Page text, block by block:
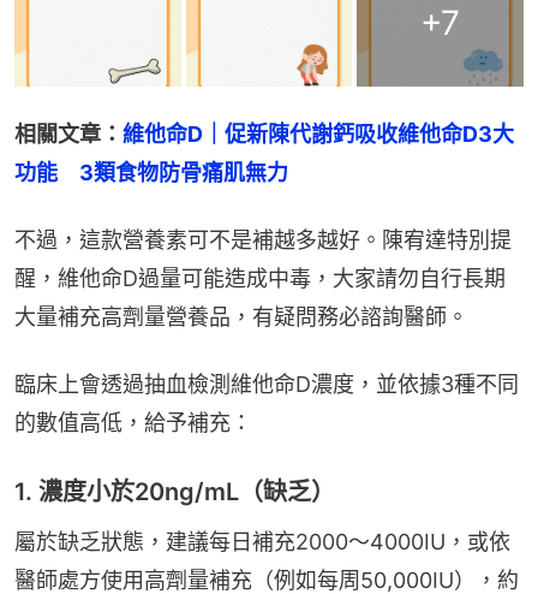
+7
相關文章： 維他命D｜促新陳代謝鈣吸收維他命D3大
功能　3類食物防骨痛肌無力
不過，這款營養素可不是補越多越好。陳宥達特別提
醒，維他命D過量可能造成中毒，大家請勿自行長期
大量補充高劑量營養品，有疑問務必諮詢醫師。
臨床上會透過抽血檢測維他命D濃度，並依據3種不同
的數值高低，給予補充：
1. 濃度小於20ng/mL（缺乏）
屬於缺乏狀態，建議每日補充2000～4000IU，或依
醫師處方使用高劑量補充（例如每周50,000IU），約